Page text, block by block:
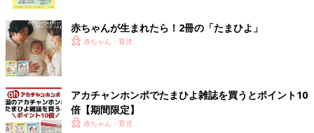
実。親がしっかりとバランスを取りながら、便利なツールとして
子育てに取り入れていくことが大切ですね。（たまひよONLINE
編集部）
※この記事は「たまひよONLINE」で過去に公開されたもので
す。
●記事の内容は記事執筆当時の情報であり、現在と異なる場合が
赤ちゃんが生まれたら！2冊の「たまひよ」
赤ちゃん・育児
アカチャンホンポでたまひよ雑誌を買うとポイント10
倍【期間限定】
赤ちゃん・育児